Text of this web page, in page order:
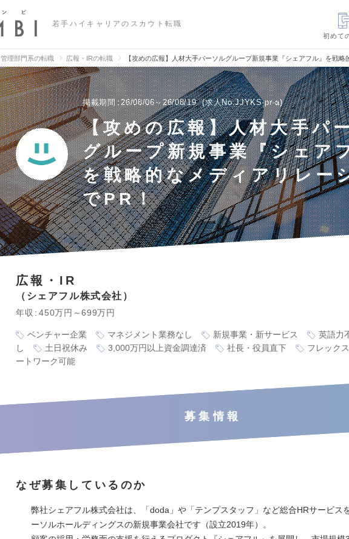
若手ハイキャリアのスカウト転職
初めて
管理部門系の転職 広報・IRの転職 【攻めの広報】人材大手パーソルグループ新規事業『シェアフル』を戦
掲載期間 26/08/06～26/08/19 求人No.JJYKS-pr-a
【攻めの広報】人材大手パ
グループ新規事業『シェア
を戦略的なメディアリレー
でPR！
広報・IR
シェアフル株式会社
年収 450万円～699万円
ベンチャー企業 マネジメント業務なし 新規事業・新サービス
英語力
し
土日祝休み 3,000万円以上資金調達済 社長・役員直下
フレック
ートワーク可能
募集情報
なぜ募集しているのか
弊社シェアフル株式会社は、「doda」や「テンプスタッフ」など総合HRサービス
ーソルホールディングスの新規事業会社です（設立2019年）。